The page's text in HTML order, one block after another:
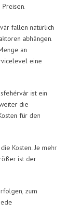
fallen natürlich
abhängen.
an
eine
ist ein
die
für den
Kosten. Je mehr
ist der
zum